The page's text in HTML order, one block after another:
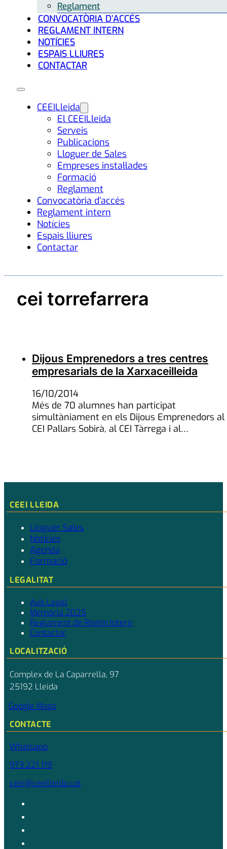
Reglament
CONVOCATÒRIA D’ACCÉS
REGLAMENT INTERN
NOTÍCIES
ESPAIS LLIURES
CONTACTAR
CEEILleida
El CEEILleida
Serveis
Publicacions
Lloguer de Sales
Empreses instal·lades
Formació
Reglament
Convocatòria d’accés
Reglament intern
Notícies
Espais lliures
Contactar
cei torrefarrera
Dijous Emprenedors a tres centres
empresarials de la Xarxaceilleida
16/10/2014
Més de 70 alumnes han participat
simultàniament en els Dijous Emprenedors al
CEI Pallars Sobirà, al CEI Tàrrega i al…
CEEI LLEIDA
Lloguer Sales
Notícies
Agenda
Formació
LEGALITAT
Avís Legal
Memòria 2025
Reglament de Règim Intern
Contactar
LOCALITZACIÓ
Complex de La Caparrella, 97
25192 Lleida
Google Maps
CONTACTE
Whatsapp
973 221 119
ceei@ceeilleida.cat